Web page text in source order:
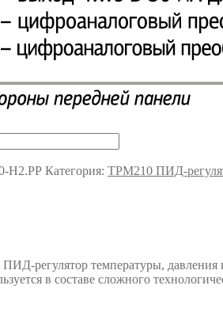
Н2.РР Категория: ТРМ210 ПИД-
регулятор температуры, давления
в составе сложного